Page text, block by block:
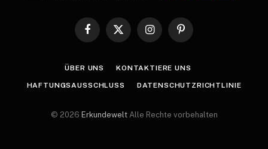
Facebook
X
InstagramPinterest
ÜBER UNS KONTAKTIERE UNS
HAFTUNGSAUSSCHLUSS DATENSCHUTZRICHTLINIE
© 2026 Erkundewelt Alle Rechte vorbehalten